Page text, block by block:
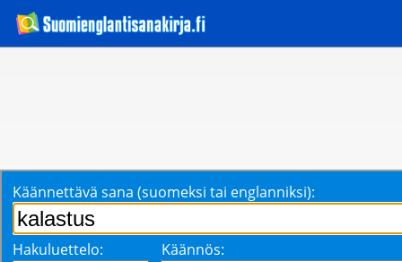
Käännettävä sana (suomeksi tai englanniksi):
Hakuluettelo: Käännös: